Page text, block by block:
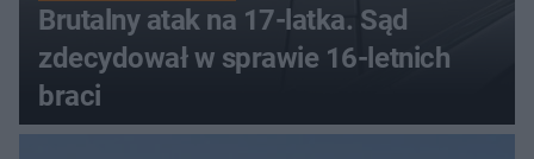
Brutalny atak na 17-latka. Sąd
zdecydował w sprawie 16-letnich
braci